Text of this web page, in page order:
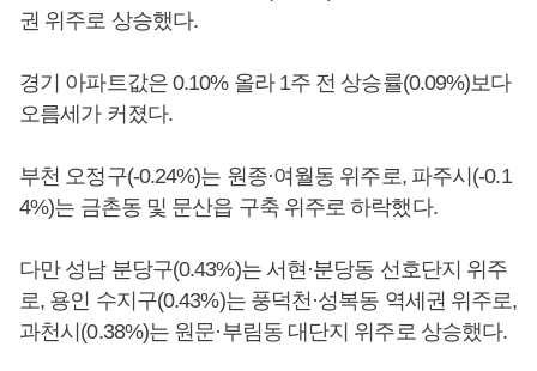
권 위주로 상승했다.
경기 아파트값은 0.10% 올라 1주 전 상승률(0.09%)보다
오름세가 커졌다.
부천 오정구(-0.24%)는 원종·여월동 위주로, 파주시(-0.1
4%)는 금촌동 및 문산읍 구축 위주로 하락했다.
다만 성남 분당구(0.43%)는 서현·분당동 선호단지 위주
로, 용인 수지구(0.43%)는 풍덕천·성복동 역세권 위주로,
과천시(0.38%)는 원문·부림동 대단지 위주로 상승했다.